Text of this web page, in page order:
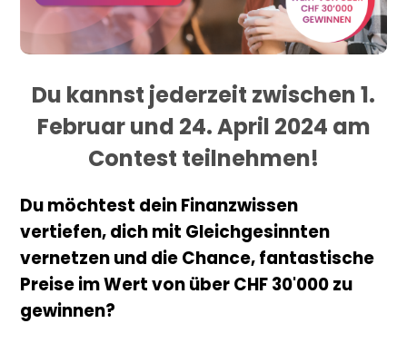
Du kannst jederzeit zwischen 1.
Februar und 24. April 2024 am
Contest teilnehmen!
Du möchtest dein Finanzwissen
vertiefen, dich mit Gleichgesinnten
vernetzen und die Chance, fantastische
Preise im Wert von über CHF 30'000 zu
gewinnen?